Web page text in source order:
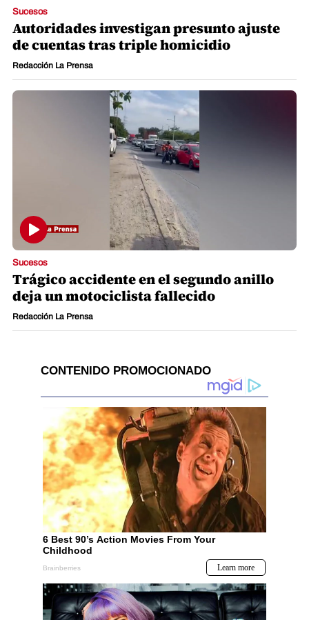
Sucesos
Autoridades investigan presunto ajuste
de cuentas tras triple homicidio
Redacción La Prensa
Sucesos
Trágico accidente en el segundo anillo
deja un motociclista fallecido
Redacción La Prensa